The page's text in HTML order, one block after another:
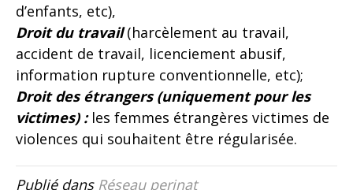
d’enfants, etc),
Droit du travail(harcèlement au travail,
accident de travail, licenciement abusif,
information rupture conventionnelle, etc);
Droit des étrangers (uniquement pour les
victimes) : les femmes étrangères victimes de
violences qui souhaitent être régularisée.
Publié dans Réseau perinat